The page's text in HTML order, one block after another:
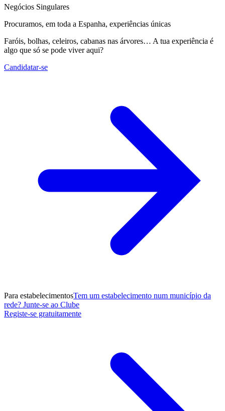
Negócios Singulares
Procuramos, em toda a Espanha, experiências únicas
Faróis, bolhas, celeiros, cabanas nas árvores… A tua experiência é
algo que só se pode viver aqui?
Candidatar-se
Para estabelecimentosTem um estabelecimento num município da
rede? Junte-se ao Clube
Registe-se gratuitamente